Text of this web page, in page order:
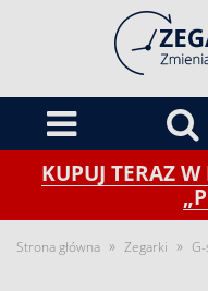
KUPUJ TERAZ
Strona główna » Zegarki »